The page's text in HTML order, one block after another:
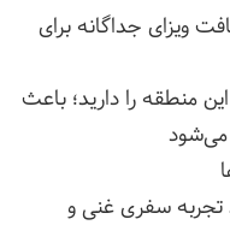
ویزای جداگانه برای
منطقه را دارید؛ باعث
تجربه سفری غنی و